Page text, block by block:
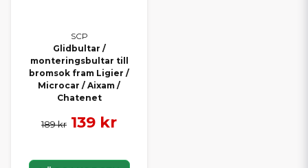
SCP
Glidbultar /
monteringsbultar till
bromsok fram Ligier /
Microcar / Aixam /
Chatenet
189 kr 139 kr